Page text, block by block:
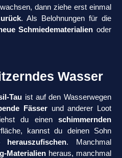
dann ziehe erst einmal
. Als Belohnungen für die
Schmiedematerialien oder
Wasser
Tau ist auf den Wasserwegen
Fässerund anderer Loot
du einen schimmernden
kannst du deinen Sohn
herauszufischen. Manchmal
Materialienheraus, manchmal